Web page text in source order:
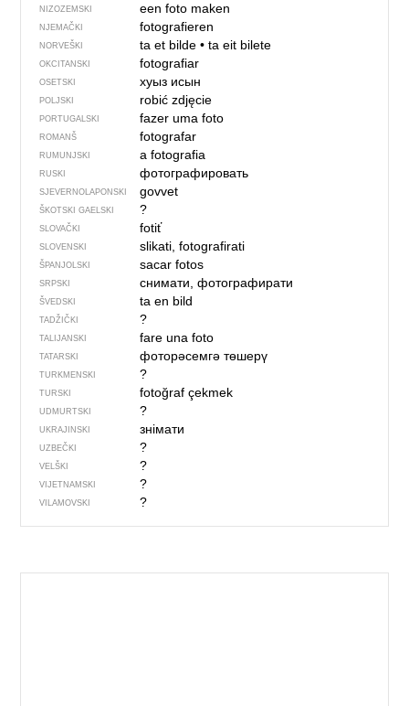
NIZOZEMSKI een foto maken
NJEMAČKI fotografieren
NORVEŠKI ta et bilde• ta eit bilete
OKCITANSKI fotografiar
OSETSKI хуыз исын
POLJSKI robić zdjęcie
PORTUGALSKI fazer uma foto
ROMANŠ fotografar
RUMUNJSKI a fotografia
RUSKI фотографировать
SJEVER­NO­LA­PONSKI govvet
ŠKOTSKI GAELSKI ?
SLOVAČKI fotiť
SLOVENSKI slikati, fotografirati
ŠPANJOLSKI sacar fotos
SRPSKI снимати, фотографирати
ŠVEDSKI ta en bild
TADŽIČKI ?
TALIJANSKI fare una foto
TATARSKI фоторәсемгә төшерү
TURKMENSKI ?
TURSKI fotoğraf çekmek
UDMURTSKI ?
UKRAJINSKI знімати
UZBEČKI ?
VELŠKI ?
VIJETNAMSKI ?
VILAMOVSKI ?